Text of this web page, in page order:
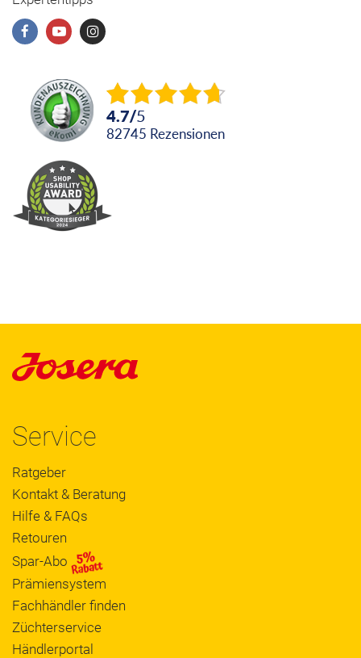
4.7/5
82745 Rezensionen
Service
Ratgeber
Kontakt & Beratung
Hilfe & FAQs
Retouren
Spar-Abo
Prämiensystem
Fachhändler finden
Züchterservice
Händlerportal